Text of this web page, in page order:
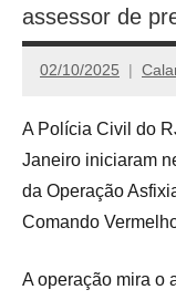
assessor de
02/10/2025
A Polícia Civil do
Janeiro iniciaram
da Operação
Comando
A operação mira o